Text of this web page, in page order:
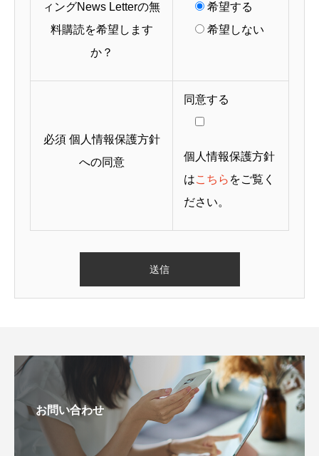
ィングNews Letterの無
料購読を希望します
か？
希望する
希望しない
必須個人情報保護方針
への同意
同意する
個人情報保護方針
はこちら をご覧く
ださい。
お問い合わせ